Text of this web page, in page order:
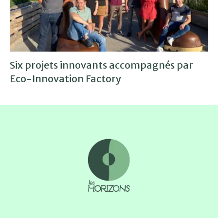
Six projets innovants accompagnés par
Eco-Innovation Factory